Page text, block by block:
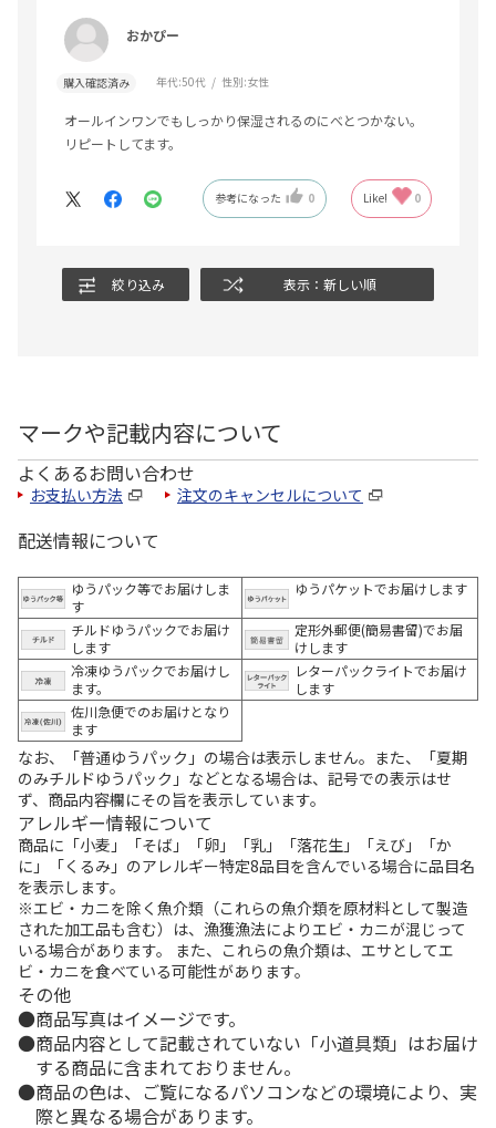
おかぴー
購入確認済み 年代:50代 性別:女性
オールインワンでもしっかり保湿されるのにべとつかない。
リピートしてます。
参考になった 0 Like! 0
絞り込み 表示：新しい順
マークや記載内容について
よくあるお問い合わせ
お支払い方法 注文のキャンセルについて
配送情報について
ゆうパック等でお届けしま
す
ゆうパケットでお届けします
チルドゆうパックでお届け
します
定形外郵便(簡易書留)でお届
けします
冷凍ゆうパックでお届けし
ます。
レターパックライトでお届け
します
佐川急便でのお届けとなり
ます
なお、「普通ゆうパック」の場合は表示しません。また、「夏期
のみチルドゆうパック」などとなる場合は、記号での表示はせ
ず、商品内容欄にその旨を表示しています。
アレルギー情報について
商品に「小麦」「そば」「卵」「乳」「落花生」「えび」「か
に」「くるみ」のアレルギー特定8品目を含んでいる場合に品目名
を表示します。
※エビ・カニを除く魚介類（これらの魚介類を原材料として製造
された加工品も含む）は、漁獲漁法によりエビ・カニが混じって
いる場合があります。 また、これらの魚介類は、エサとしてエ
ビ・カニを食べている可能性があります。
その他
商品写真はイメージです。
商品内容として記載されていない「小道具類」はお届け
する商品に含まれておりません。
商品の色は、ご覧になるパソコンなどの環境により、実
際と異なる場合があります。